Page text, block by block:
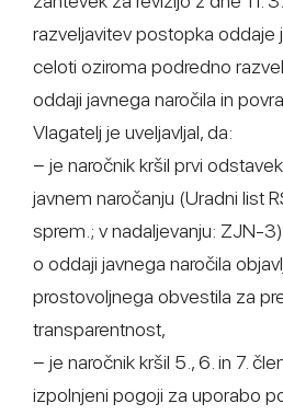
razveljavitev postopka oddaje
celoti oziroma podredno
oddaji javnega naročila in
Vlagatelj je uveljavljal, da:
− je naročnik kršil prvi
javnem naročanju (Uradni list
sprem.; v nadaljevanju: ZJN-
o oddaji javnega naročila
prostovoljnega obvestila za
transparentnost,
− je naročnik kršil 5., 6. in 7.
izpolnjeni pogoji za uporabo